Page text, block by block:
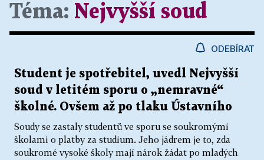
Téma: Nejvyšší soud
ODEBÍRAT
Student je spotřebitel, uvedl Nejvyšší
soud v letitém sporu o „nemravné“
školné. Ovšem až po tlaku Ústavního
Soudy se zastaly studentů ve sporu se soukromými
školami o platby za studium. Jeho jádrem je to, zda
soukromé vysoké školy mají nárok žádat po mladých